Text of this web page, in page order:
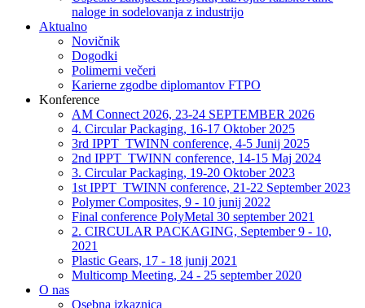
naloge in sodelovanja z industrijo
Aktualno
Novičnik
Dogodki
Polimerni večeri
Karierne zgodbe diplomantov FTPO
Konference
AM Connect 2026, 23-24 SEPTEMBER 2026
4. Circular Packaging, 16-17 Oktober 2025
3rd IPPT_TWINN conference, 4-5 Junij 2025
2nd IPPT_TWINN conference, 14-15 Maj 2024
3. Circular Packaging, 19-20 Oktober 2023
1st IPPT_TWINN conference, 21-22 September 2023
Polymer Composites, 9 - 10 junij 2022
Final conference PolyMetal 30 september 2021
2. CIRCULAR PACKAGING, September 9 - 10,
2021
Plastic Gears, 17 - 18 junij 2021
Multicomp Meeting, 24 - 25 september 2020
O nas
Osebna izkaznica